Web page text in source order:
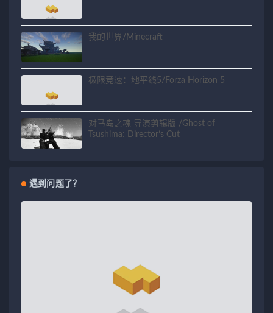
我的世界/Minecraft
极限竞速：地平线5/Forza Horizon 5
对马岛之魂 导演剪辑版 /Ghost of
Tsushima: Director’s Cut
遇到问题了？